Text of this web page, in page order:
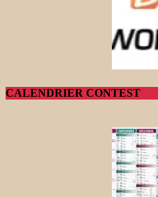
CALENDRIER CONTEST